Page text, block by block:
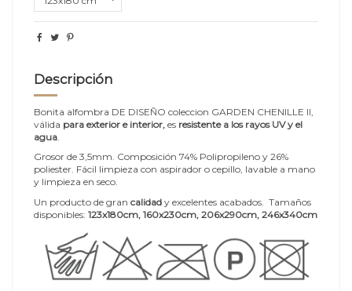
Descripción
Bonita alfombra DE DISEÑO coleccion GARDEN CHENILLE II,
válida para exterior e interior, es resistente a los rayos UV y el
agua
Grosor de 3,5mm. Composición 74% Polipropileno y 26%
poliester. Fácil limpieza con aspirador o cepillo, lavable a mano
y limpieza en seco.
Un producto de gran calidad y excelentes acabados. Tamaños
disponibles: 123x180cm, 160x230cm, 206x290cm, 246x340cm